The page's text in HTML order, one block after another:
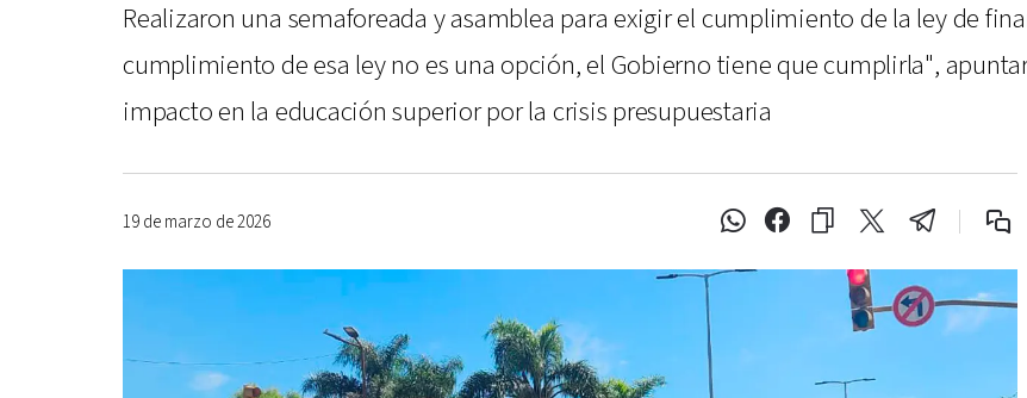
Realizaron una semaforeada y asamblea para exigir el cumplimiento de la ley de
cumplimiento de esa ley no es una opción, el Gobierno tiene que cumplirla",
impacto en la educación superior por la crisis presupuestaria
19 de marzo de 2026